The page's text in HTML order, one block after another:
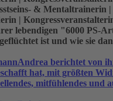
& Mentaltrainerin
|
lebendigen "6000 PS-
ist und wie sie
Andrea berichtet von
hat, mit größten
mitfühlendes und